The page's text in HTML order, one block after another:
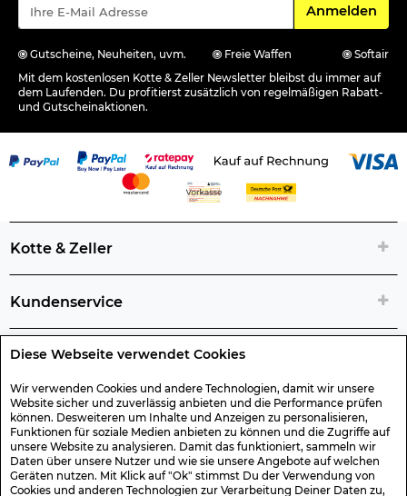
Diese Webseite verwendet Cookies
Wir verwenden Cookies und andere Technologien, damit wir unsere
Website sicher und zuverlässig anbieten und die Performance prüfen
können. Desweiteren um Inhalte und Anzeigen zu personalisieren,
Funktionen für soziale Medien anbieten zu können und die Zugriffe auf
unsere Website zu analysieren. Damit das funktioniert, sammeln wir
Daten über unsere Nutzer und wie sie unsere Angebote auf welchen
Geräten nutzen. Mit Klick auf "Ok" stimmst Du der Verwendung von
Cookies und anderen Technologien zur Verarbeitung Deiner Daten zu,
Für den
Anmelden
Gutscheine, Neuheiten, uvm. Freie Waffen
Softair
Mit dem kostenlosen Kotte & Zeller Newsletter bleibst du immer auf
dem Laufenden. Du profitierst zusätzlich von regelmäßigen Rabatt-
und Gutscheinaktionen.
Kotte & Zeller
Kundenservice
Rechtliche Artikelinfos
Geschenk-Gutscheine
Versand & Rücksendung